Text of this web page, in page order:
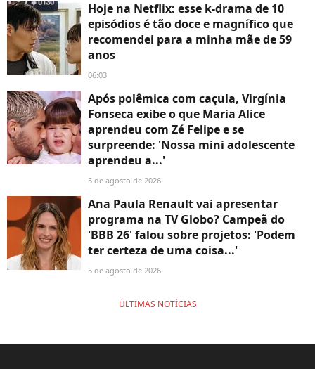
Hoje na Netflix: esse k-drama de 10
episódios é tão doce e magnífico que
recomendei para a minha mãe de 59
anos
06:03
Após polêmica com caçula, Virgínia
Fonseca exibe o que Maria Alice
aprendeu com Zé Felipe e se
surpreende: 'Nossa mini adolescente
aprendeu a...'
5 de agosto de 2026
Ana Paula Renault vai apresentar
programa na TV Globo? Campeã do
'BBB 26' falou sobre projetos: 'Podem
ter certeza de uma coisa...'
5 de agosto de 2026
ÚLTIMAS NOTÍCIAS